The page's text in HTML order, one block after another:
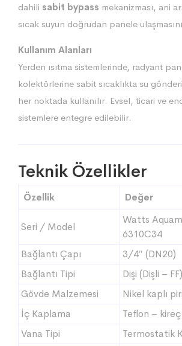
dahili sabit bypass mekanizması, ani
sıcak suyun doğrudan panele
Kullanım Alanları
Yerden ısıtma sistemlerinde, radyant
kolektörlerine sabit sıcaklıkta su
her noktada kullanılır. Evsel, ticari ve
sistemlere entegre edilebilir.
Teknik Özellikler
Özellik Değer
Seri / Model
Watts
6310C34
Bağlantı Çapı
3/4″ (DN20)
Bağlantı Tipi
Dişi (Dişli – FF)
Gövde Malzemesi
Nikel kaplı
İç Kaplama
Teflon –
Vana Tipi
Termostatik